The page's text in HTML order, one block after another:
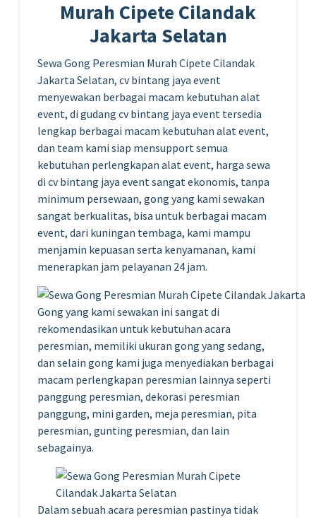
Murah Cipete Cilandak
Jakarta Selatan
Sewa Gong Peresmian Murah Cipete Cilandak
Jakarta Selatan, cv bintang jaya event
menyewakan berbagai macam kebutuhan alat
event, di gudang cv bintang jaya event tersedia
lengkap berbagai macam kebutuhan alat event,
dan team kami siap mensupport semua
kebutuhan perlengkapan alat event, harga sewa
di cv bintang jaya event sangat ekonomis, tanpa
minimum persewaan, gong yang kami sewakan
sangat berkualitas, bisa untuk berbagai macam
event, dari kuningan tembaga, kami mampu
menjamin kepuasan serta kenyamanan, kami
menerapkan jam pelayanan 24 jam.
Gong yang kami sewakan ini sangat di
rekomendasikan untuk kebutuhan acara
peresmian, memiliki ukuran gong yang sedang,
dan selain gong kami juga menyediakan berbagai
macam perlengkapan peresmian lainnya seperti
panggung peresmian, dekorasi peresmian
panggung, mini garden, meja peresmian, pita
peresmian, gunting peresmian, dan lain
sebagainya.
Dalam sebuah acara peresmian pastinya tidak